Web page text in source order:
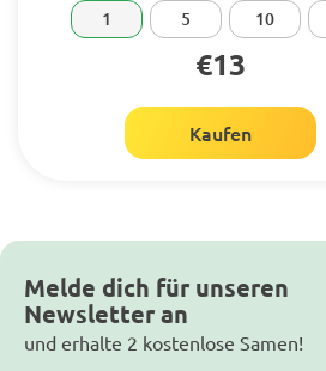
1 5 10
€13
Kaufen
Melde dich für unseren
Newsletter an
und erhalte 2 kostenlose Samen!